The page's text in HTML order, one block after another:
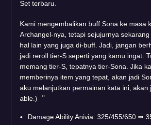
Set terbaru.
Kami mengembalikan buff Sona ke masa
Archangel-nya, tetapi sejujurnya
hal lain yang juga di-buff. Jadi, jangan
jadi reroll tier-S seperti yang kamu ingat.
memang tier-S, tepatnya tier-Sona. Jika
memberinya item yang tepat, akan jadi
aku melanjutkan permainan kata ini, akan
able.)
Damage Ability Anivia: 325/455/650 ⇒